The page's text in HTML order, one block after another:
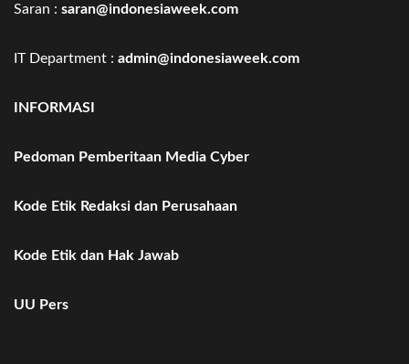
Saran : saran@indonesiaweek.com
IT Department : admin@indonesiaweek.com
INFORMASI
Pedoman Pemberitaan Media Cyber
Kode Etik Redaksi dan Perusahaan
Kode Etik dan Hak Jawab
UU Pers